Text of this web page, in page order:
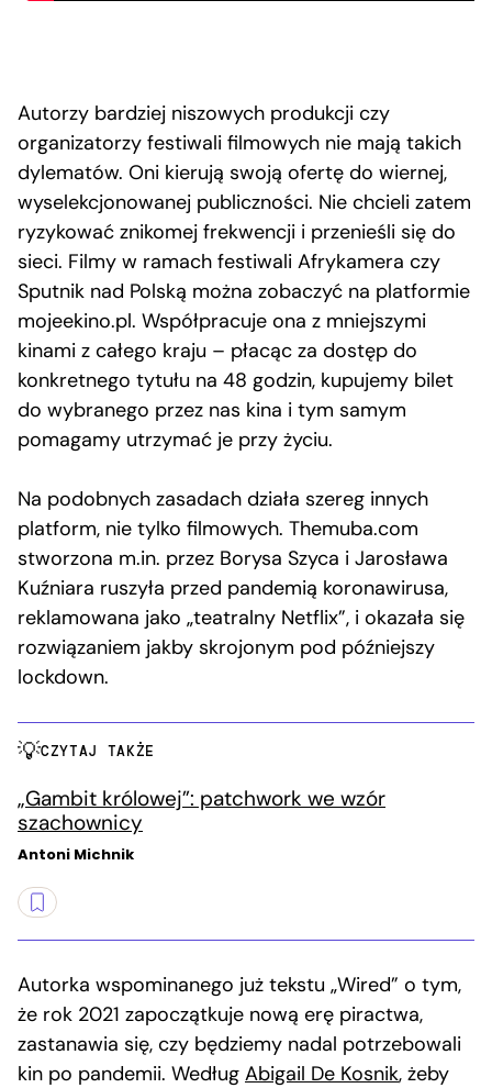
Autorzy bardziej niszowych produkcji czy
organizatorzy festiwali filmowych nie mają takich
dylematów. Oni kierują swoją ofertę do wiernej,
wyselekcjonowanej publiczności. Nie chcieli zatem
ryzykować znikomej frekwencji i przenieśli się do
sieci. Filmy w ramach festiwali Afrykamera czy
Sputnik nad Polską można zobaczyć na platformie
mojeekino.pl. Współpracuje ona z mniejszymi
kinami z całego kraju – płacąc za dostęp do
konkretnego tytułu na 48 godzin, kupujemy bilet
do wybranego przez nas kina i tym samym
pomagamy utrzymać je przy życiu.
Na podobnych zasadach działa szereg innych
platform, nie tylko filmowych. Themuba.com
stworzona m.in. przez Borysa Szyca i Jarosława
Kuźniara ruszyła przed pandemią koronawirusa,
reklamowana jako „teatralny Netflix”, i okazała się
rozwiązaniem jakby skrojonym pod późniejszy
lockdown.
CZYTAJ TAKŻE
„Gambit królowej”: patchwork we wzór
szachownicy
Antoni Michnik
Autorka wspominanego już tekstu „Wired” o tym,
że rok 2021 zapoczątkuje nową erę piractwa,
zastanawia się, czy będziemy nadal potrzebowali
kin po pandemii. Według Abigail De Kosnik, żeby